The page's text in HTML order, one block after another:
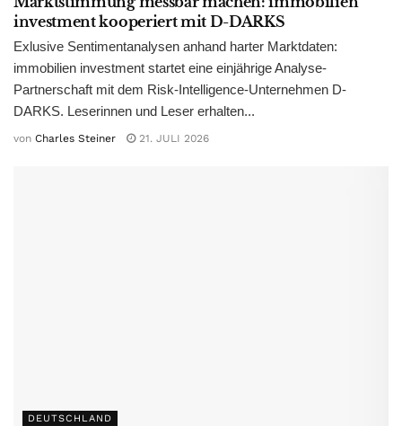
investment kooperiert mit D-DARKS
Exlusive Sentimentanalysen anhand harter Marktdaten:
immobilien investment startet eine einjährige Analyse-
Partnerschaft mit dem Risk-Intelligence-Unternehmen D-
DARKS. Leserinnen und Leser erhalten...
von Charles Steiner 21. JULI 2026
DEUTSCHLAND